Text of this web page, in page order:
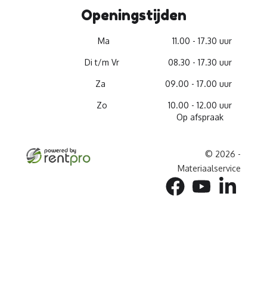
Openingstijden
Ma 11.00 - 17.30 uur
Di t/m Vr 08.30 - 17.30 uur
Za 09.00 - 17.00 uur
Zo
10.00 - 12.00 uur
Op afspraak
© 2026 -
Materiaalservice
facebookyoutube linkedin